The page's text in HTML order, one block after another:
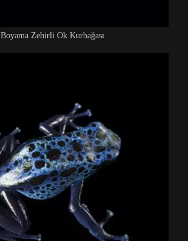
Boyama Zehirli Ok Kurbağası